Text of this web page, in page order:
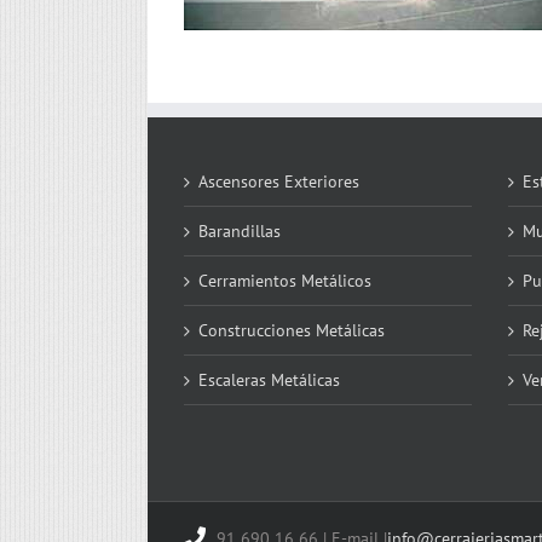
Ascensores Exteriores
Barandillas
Cerramientos Metálicos
Construcciones Metálicas
Escaleras Metálicas